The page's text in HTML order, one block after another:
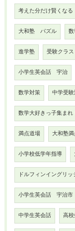
考えた分だけ賢くなる
大和塾 パズル
進学塾 受験クラス
小学生英会話 宇治
数学対策 中学受
数学大好きっ子集まれ
満点道場 大和塾
小学校低学年指導
ドルフィンイングリッ
小学生英会話 宇治市
中学生英会話 高